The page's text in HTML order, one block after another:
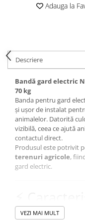
Conectori Gard Electric
Plasă Gard Electric
Poartă Gard Electric
Stâlpi Gard Electric
Stâlpi din plastic
Stâlpi din Lemn
Stâlpi din Fibră de
Stâlpi pentru sisteme
Scule pentru montare
Testere pentru Gard
Fir/Sârmă pentru Gard
Bandă pentru Gard
Adauga la
Descriere
Bandă gard electric
70 kg
Banda pentru gard
și ușor de instalat
animalelor. Datorită
vizibilă, ceea ce ajută
contactul direct.
Produsul este potrivit
terenuri agricole,
gard electric.
Bandă pentru
Vizibilitate ridicată
VEZI MAI MULT